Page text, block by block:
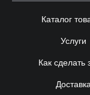
Каталог
Услуги
Как сделать
Доставка